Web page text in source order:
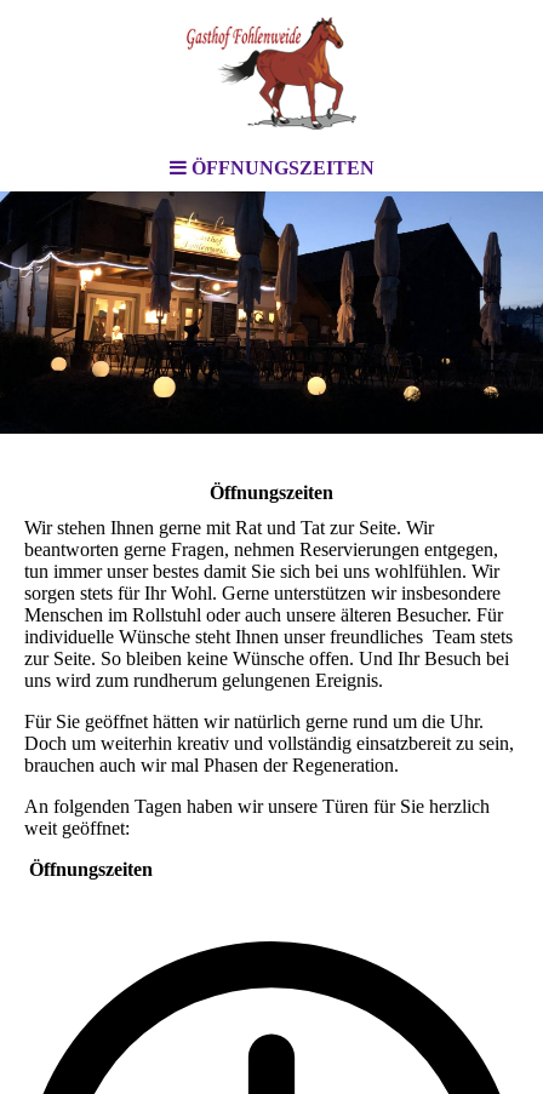
ÖFFNUNGSZEITEN
Öffnungszeiten
Wir stehen Ihnen gerne mit Rat und Tat zur Seite. Wir
beantworten gerne Fragen, nehmen Reservierungen entgegen,
tun immer unser bestes damit Sie sich bei uns wohlfühlen. Wir
sorgen stets für Ihr Wohl. Gerne unterstützen wir insbesondere
Menschen im Rollstuhl oder auch unsere älteren Besucher. Für
individuelle Wünsche steht Ihnen unser freundliches Team stets
zur Seite. So bleiben keine Wünsche offen. Und Ihr Besuch bei
uns wird zum rundherum gelungenen Ereignis.
Für Sie geöffnet hätten wir natürlich gerne rund um die Uhr.
Doch um weiterhin kreativ und vollständig einsatzbereit zu sein,
brauchen auch wir mal Phasen der Regeneration.
An folgenden Tagen haben wir unsere Türen für Sie herzlich
weit geöffnet:
Öffnungszeiten